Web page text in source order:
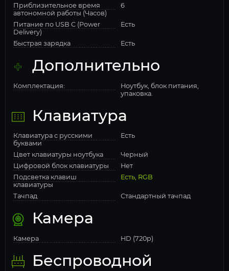
Приблизительное время
автономной работы (Часов)
6
Питание по USB C (Power
Delivery)
Есть
Быстрая зарядка Есть
Дополнительно
Комплектация:
Ноутбук, блок питания,
упаковка.
Клавиатура
Клавиатура с русскими
буквами
Есть
Цвет клавиатуры ноутбука
Черный
Цифровой блок клавиатуры
Нет
Подсветка клавиш
клавиатуры
Есть, RGB
Тачпад Стандартный тачпад
Камера
Камера HD (720p)
Беспроводной